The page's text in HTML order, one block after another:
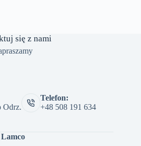
się z nami
Odrz.
Telefon:
+48 508 191 634
Lamco